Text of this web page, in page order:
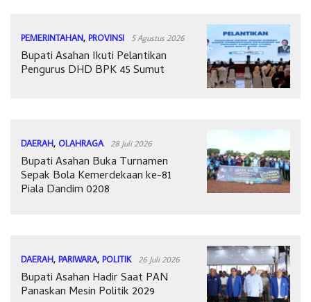
PEMERINTAHAN, PROVINSI 5 Agustus 2026
Bupati Asahan Ikuti Pelantikan
Pengurus DHD BPK 45 Sumut
DAERAH, OLAHRAGA 28 Juli 2026
Bupati Asahan Buka Turnamen
Sepak Bola Kemerdekaan ke-81
Piala Dandim 0208
DAERAH, PARIWARA, POLITIK 26 Juli 2026
Bupati Asahan Hadir Saat PAN
Panaskan Mesin Politik 2029